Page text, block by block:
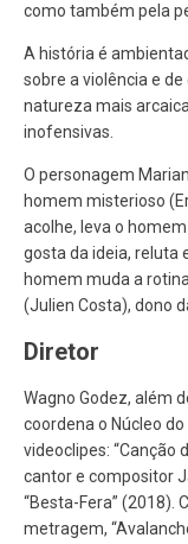
como também pela
A história é
sobre a violência e
natureza mais
inofensivas.
O personagem
homem misterioso
acolhe, leva o
gosta da ideia, reluta
homem muda a
(Julien Costa), dono
Diretor
Wagno Godez, além
coordena o Núcleo
videoclipes: “Canção
cantor e compositor
“Besta-Fera” (2018).
metragem,